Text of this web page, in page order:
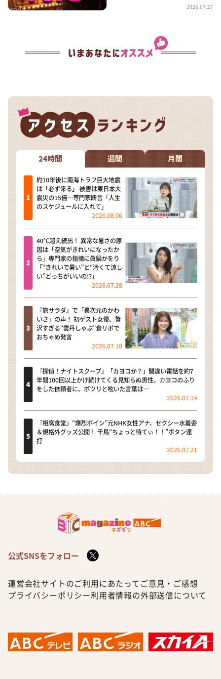
2026.07.27
24時間 週間 月間
約10年後に南海トラフ巨大地震
は「必ず来る」 被害は東日本大
震災の15倍…専門家断言「人生
のスケジュールに入れて」
2026.08.06
40℃超え続出！ 異常な暑さの原
因は「空気がきれいになったか
ら」専門家の指摘に眞鍋かをり
「“きれいで暑い”と“汚くて涼し
い”どっちがいいの!?」
2026.07.28
『旅サラダ』で「異次元のかわ
いさ」の声！ 初ゲスト女優、贅
沢すぎる“雲丹しゃぶ”食リポで
おちゃめ発言
2026.07.10
『探偵！ナイトスクープ』「カヨコか？」間違い電話を約7
年間100回以上かけ続けてくる見知らぬ男性。カヨコのふり
をした依頼者に、ポツリと呟いた言葉は…
2026.07.14
『相席食堂』“爆烈ボイン”元NHK女性アナ、セクシー水着姿
＆規格外グッズ公開！ 千鳥“ちょっと待てぃ！！”ボタン連
打
2026.07.21
公式SNSをフォロー
運営会社サイトのご利用にあたって ご意見・ご感想
プライバシーポリシー利用者情報の外部送信について